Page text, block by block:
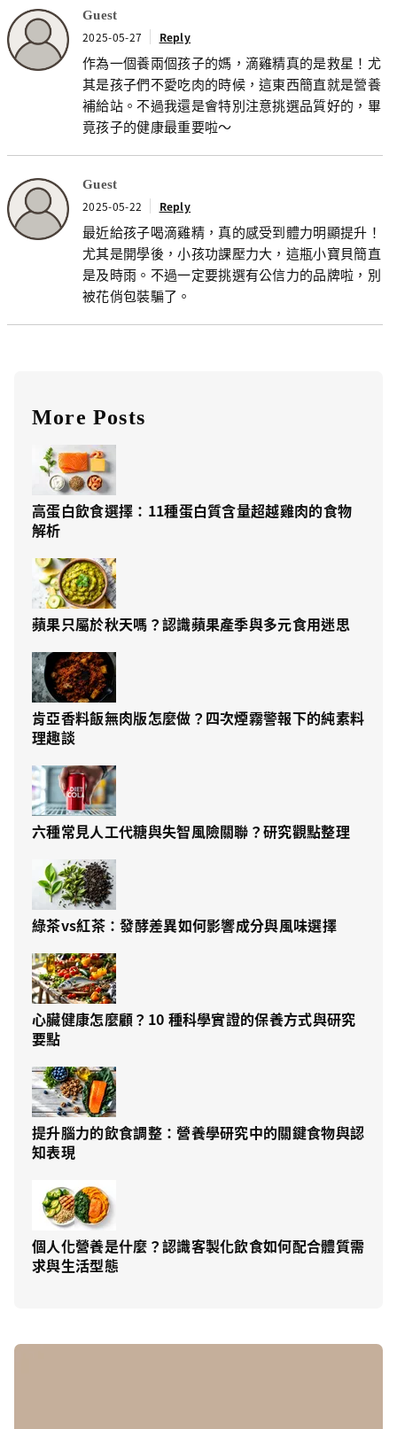
Guest
2025-05-27 Reply
作為一個養兩個孩子的媽，滴雞精真的是救星！尤
其是孩子們不愛吃肉的時候，這東西簡直就是營養
補給站。不過我還是會特別注意挑選品質好的，畢
竟孩子的健康最重要啦～
Guest
2025-05-22 Reply
最近給孩子喝滴雞精，真的感受到體力明顯提升！
尤其是開學後，小孩功課壓力大，這瓶小寶貝簡直
是及時雨。不過一定要挑選有公信力的品牌啦，別
被花俏包裝騙了。
More Posts
高蛋白飲食選擇：11種蛋白質含量超越雞肉的食物
解析
蘋果只屬於秋天嗎？認識蘋果產季與多元食用迷思
肯亞香料飯無肉版怎麼做？四次煙霧警報下的純素料
理趣談
六種常見人工代糖與失智風險關聯？研究觀點整理
綠茶vs紅茶：發酵差異如何影響成分與風味選擇
心臟健康怎麼顧？10 種科學實證的保養方式與研究
要點
提升腦力的飲食調整：營養學研究中的關鍵食物與認
知表現
個人化營養是什麼？認識客製化飲食如何配合體質需
求與生活型態